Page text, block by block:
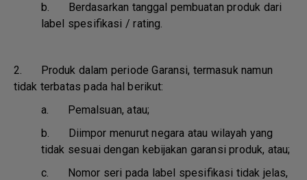
b. Berdasarkan tanggal pembuatan produk dari
label spesifikasi / rating.
2. Produk dalam periode Garansi, termasuk namun
tidak terbatas pada hal berikut:
a. Pemalsuan, atau;
b. Diimpor menurut negara atau wilayah yang
tidak sesuai dengan kebijakan garansi produk, atau;
c. Nomor seri pada label spesifikasi tidak jelas,